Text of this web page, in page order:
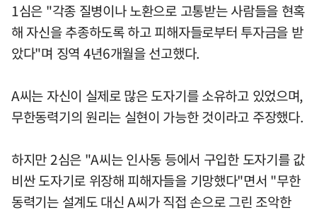
1심은 "각종 질병이나 노환으로 고통받는 사람들을 현혹
해 자신을 추종하도록 하고 피해자들로부터 투자금을 받
았다"며 징역 4년6개월을 선고했다.
A씨는 자신이 실제로 많은 도자기를 소유하고 있었으며,
무한동력기의 원리는 실현이 가능한 것이라고 주장했다.
하지만 2심은 "A씨는 인사동 등에서 구입한 도자기를 값
비싼 도자기로 위장해 피해자들을 기망했다"면서 "무한
동력기는 설계도 대신 A씨가 직접 손으로 그린 조악한